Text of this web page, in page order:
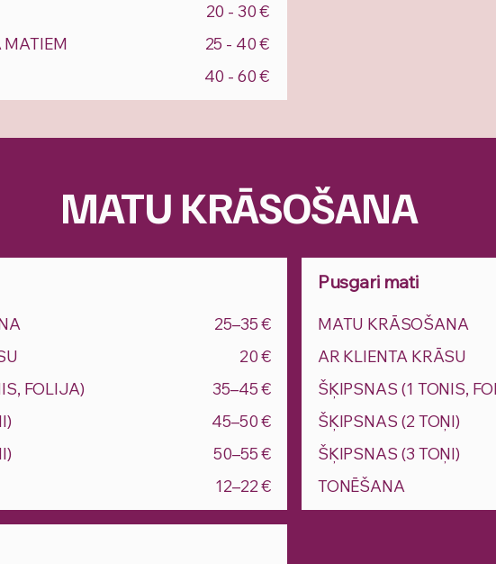
20 - 30 €
25 - 40 €
40 - 60 €
MATU KRĀSOŠANA
FOLIJA)
25–35 €
20 €
35–45 €
45–50 €
50–55 €
12–22 €
Pusgari mati
MATU KRĀSOŠANA
AR KLIENTA KRĀSU
ŠĶIPSNAS (1 TONIS,
ŠĶIPSNAS (2 TOŅI)
ŠĶIPSNAS (3 TOŅI)
TONĒŠANA